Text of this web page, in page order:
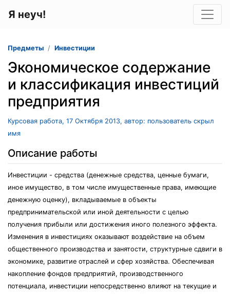
Я неуч!
Предметы Инвестиции
Экономическое содержание
и классификация инвестиций
предприятия
Курсовая работа, 17 Октября 2013, автор: пользователь скрыл
имя
Описание работы
Инвестиции - средства (денежные средства, ценные бумаги,
иное имущество, в том числе имущественные права, имеющие
денежную оценку), вкладываемые в объекты
предпринимательской или иной деятельности с целью
получения прибыли или достижения иного полезного эффекта.
Изменения в инвестициях оказывают воздействие на объем
общественного производства и занятости, структурные сдвиги в
экономике, развитие отраслей и сфер хозяйства. Обеспечивая
накопление фондов предприятий, производственного
потенциала, инвестиции непосредственно влияют на текущие и